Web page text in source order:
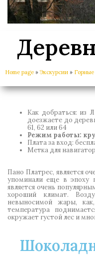
Home page » Экскурсии »
Как добраться: из
доезжаете до
61, 62 или 64
Режим работы:
Плата за вход:
Метка для
Пано Платрес, является
упоминали еще в эпоху
является очень
хороший климат.
невыносимой жары,
температура
окружает густой лес и